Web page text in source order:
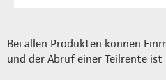
Bei allen Produkten können
und der Abruf einer Teilrente ist